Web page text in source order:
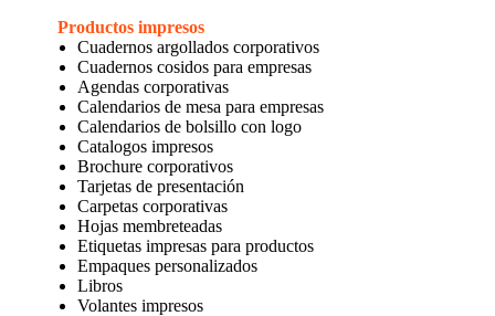
Productos impresos
Cuadernos argollados corporativos
Cuadernos cosidos para empresas
Agendas corporativas
Calendarios de mesa para empresas
Calendarios de bolsillo con logo
Catalogos impresos
Brochure corporativos
Tarjetas de presentación
Carpetas corporativas
Hojas membreteadas
Etiquetas impresas para productos
Empaques personalizados
Libros
Volantes impresos